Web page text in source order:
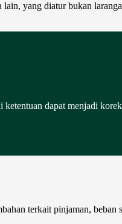
yang diatur bukan
ketentuan dapat menjadi
terkait pinjaman, beban